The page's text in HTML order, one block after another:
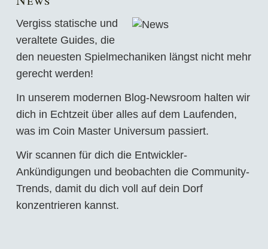
Vergiss statische und
veraltete Guides, die
den neuesten Spielmechaniken längst nicht mehr
gerecht werden!
In unserem modernen Blog-Newsroom halten wir
dich in Echtzeit über alles auf dem Laufenden,
was im Coin Master Universum passiert.
Wir scannen für dich die Entwickler-
Ankündigungen und beobachten die Community-
Trends, damit du dich voll auf dein Dorf
konzentrieren kannst.